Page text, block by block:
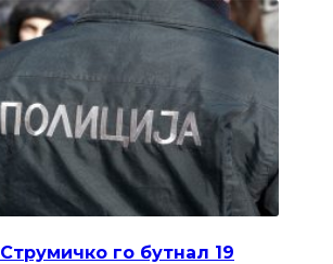
го бутнал 19